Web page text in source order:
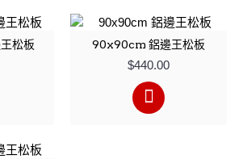
松板 90x90cm 鋁邊王松板
$440.00